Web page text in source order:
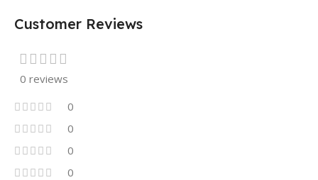
Customer Reviews
0 reviews
0
0
0
0